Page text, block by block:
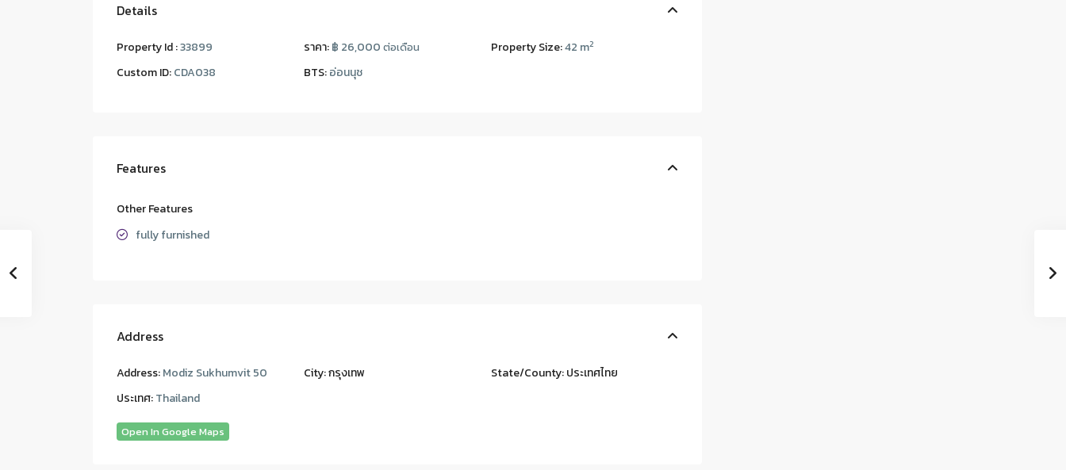
Details
Property Id :33899 ราคา:฿ 26,000 ต่อเดือน Property Size:42 m2
Custom ID:CDA038 BTS:อ่อนนุช
Features
Other Features
fully furnished
Address
Address:Modiz Sukhumvit 50 City:กรุงเทพ State/County:ประเทศไทย
ประเทศ:Thailand
Open In Google Maps